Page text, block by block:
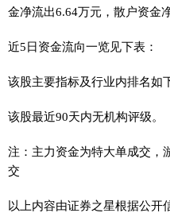
金净流出6.64万元，散户资金
近5日资金流向一览见下表：
该股主要指标及行业内排名如
该股最近90天内无机构评级。
注：主力资金为特大单成交，
交
以上内容由证券之星根据公开